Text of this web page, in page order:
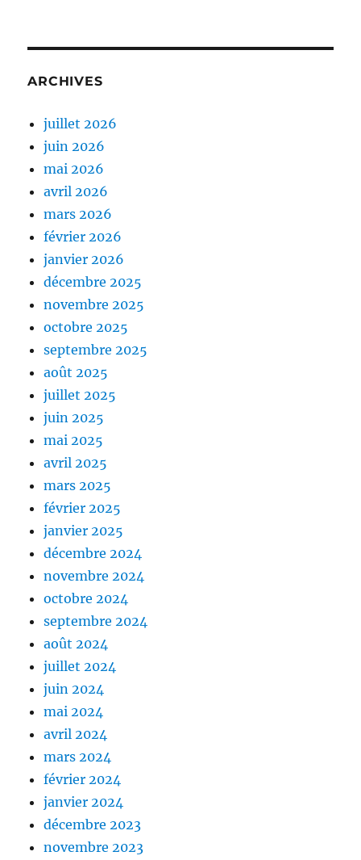
ARCHIVES
juillet 2026
juin 2026
mai 2026
avril 2026
mars 2026
février 2026
janvier 2026
décembre 2025
novembre 2025
octobre 2025
septembre 2025
août 2025
juillet 2025
juin 2025
mai 2025
avril 2025
mars 2025
février 2025
janvier 2025
décembre 2024
novembre 2024
octobre 2024
septembre 2024
août 2024
juillet 2024
juin 2024
mai 2024
avril 2024
mars 2024
février 2024
janvier 2024
décembre 2023
novembre 2023